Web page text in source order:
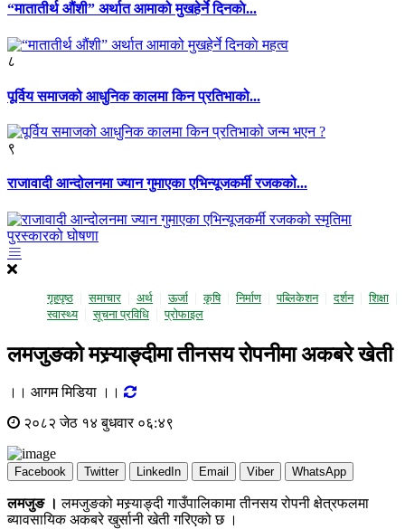
“मातातीर्थ औंशी” अर्थात आमाको मुखहेर्ने दिनकाे...
८
पूर्विय समाजको आधुनिक कालमा किन प्रतिभाको...
९
राजावादी आन्दोलनमा ज्यान गुमाएका एभिन्यूजकर्मी रजकको...
गृहपृष्ठ समाचार अर्थ ऊर्जा कृषि निर्माण पब्लिकेशन दर्शन
शिक्षा
स्वास्थ्य
सूचना प्रविधि प्राेफाइल
लमजुङको मस्र्याङ्दीमा तीनसय रोपनीमा अकबरे खेती
।। आगम मिडिया ।।
२०८२ जेठ १४ बुधवार ०६:४९
Facebook Twitter LinkedIn Email Viber WhatsApp
लमजुङ । लमजुङको मस्र्याङ्दी गाउँपालिकामा तीनसय रोपनी क्षेत्रफलमा
ब्यावसायिक अकबरे खुर्सानी खेती गरिएको छ ।